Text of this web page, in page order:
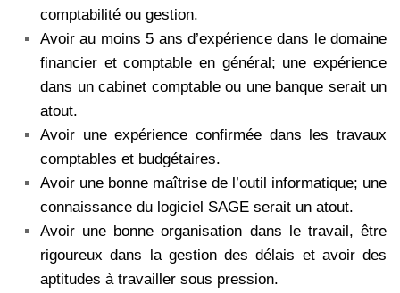
comptabilité ou gestion.
Avoir au moins 5 ans d’expérience dans le domaine
financier et comptable en général; une expérience
dans un cabinet comptable ou une banque serait un
atout.
Avoir une expérience confirmée dans les travaux
comptables et budgétaires.
Avoir une bonne maîtrise de l’outil informatique; une
connaissance du logiciel SAGE serait un atout.
Avoir une bonne organisation dans le travail, être
rigoureux dans la gestion des délais et avoir des
aptitudes à travailler sous pression.